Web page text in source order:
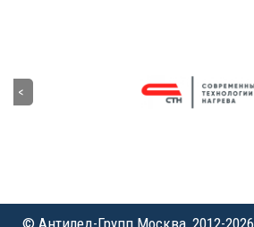
© Антилед-Групп Москва, 2012-2026